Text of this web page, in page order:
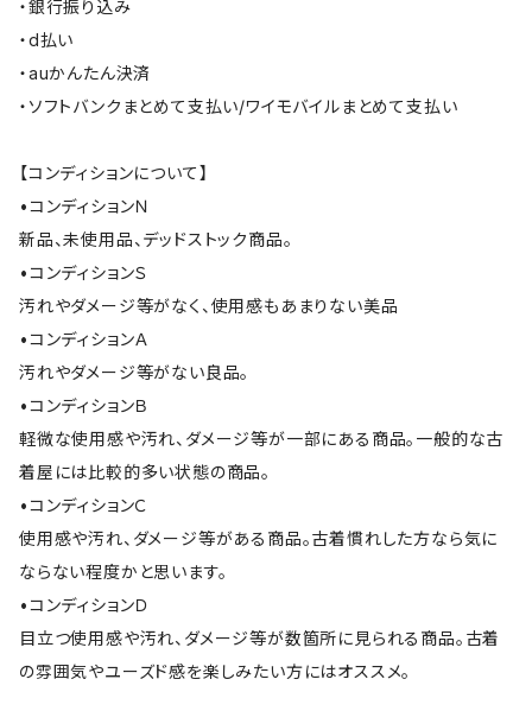
・銀行振り込み
・d払い
・auかんたん決済
・ソフトバンクまとめて支払い/ワイモバイルまとめて支払い
【コンディションについて】
•コンディションＮ
新品、未使用品、デッドストック商品。
•コンディションＳ
汚れやダメージ等がなく、使用感もあまりない美品
•コンディションＡ
汚れやダメージ等がない良品。
•コンディションＢ
軽微な使用感や汚れ、ダメージ等が一部にある商品。一般的な古
着屋には比較的多い状態の商品。
•コンディションＣ
使用感や汚れ、ダメージ等がある商品。古着慣れした方なら気に
ならない程度かと思います。
•コンディションＤ
目立つ使用感や汚れ、ダメージ等が数箇所に見られる商品。古着
の雰囲気やユーズド感を楽しみたい方にはオススメ。